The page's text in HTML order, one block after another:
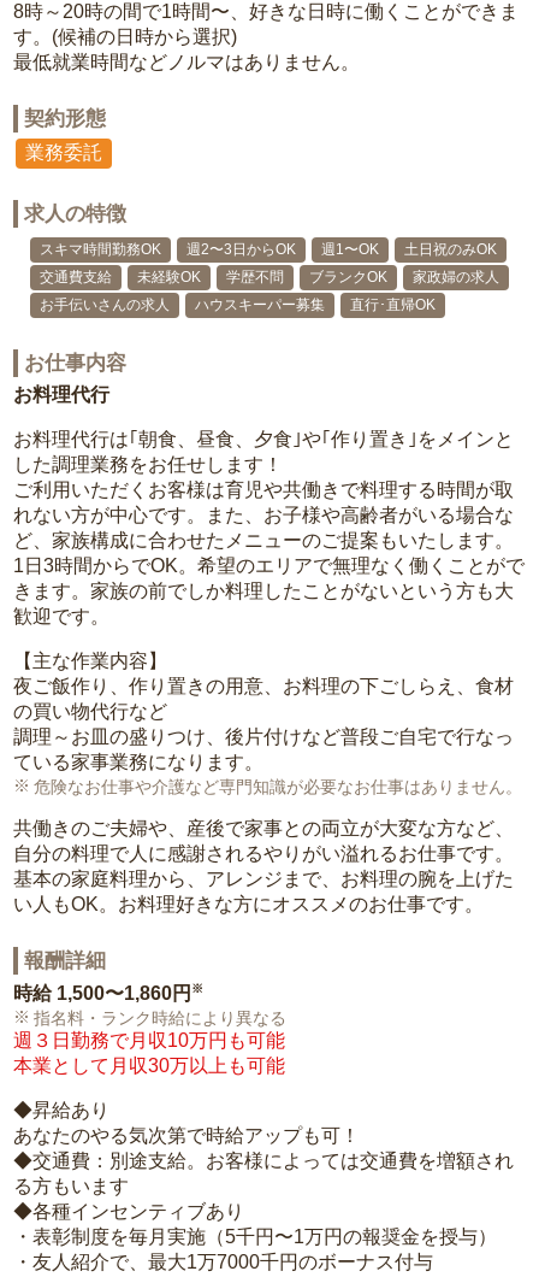
8時～20時の間で1時間〜、好きな日時に働くことができま
す。(候補の日時から選択)
最低就業時間などノルマはありません。
契約形態
業務委託
求人の特徴
スキマ時間勤務OK 週2〜3日からOK 週1〜OK
土日祝のみOK
交通費支給
未経験OK 学歴不問 ブランクOK
家政婦の求人
お手伝いさんの求人
ハウスキーパー募集 直行･直帰OK
お仕事内容
お料理代行
お料理代行は｢朝食、昼食、夕食｣や｢作り置き｣をメインと
した調理業務をお任せします！
ご利用いただくお客様は育児や共働きで料理する時間が取
れない方が中心です。また、お子様や高齢者がいる場合な
ど、家族構成に合わせたメニューのご提案もいたします。
1日3時間からでOK。希望のエリアで無理なく働くことがで
きます。家族の前でしか料理したことがないという方も大
歓迎です。
【主な作業内容】
夜ご飯作り、作り置きの用意、お料理の下ごしらえ、食材
の買い物代行など
調理～お皿の盛りつけ、後片付けなど普段ご自宅で行なっ
ている家事業務になります。
危険なお仕事や介護など専門知識が必要なお仕事はありません。
共働きのご夫婦や、産後で家事との両立が大変な方など、
自分の料理で人に感謝されるやりがい溢れるお仕事です。
基本の家庭料理から、アレンジまで、お料理の腕を上げた
い人もOK。お料理好きな方にオススメのお仕事です。
報酬詳細
時給 1,500〜1,860円 ※
指名料・ランク時給により異なる
週３日勤務で月収10万円も可能
本業として月収30万以上も可能
◆昇給あり
あなたのやる気次第で時給アップも可！
◆交通費：別途支給。お客様によっては交通費を増額され
る方もいます
◆各種インセンティブあり
・表彰制度を毎月実施（5千円〜1万円の報奨金を授与）
・友人紹介で、最大1万7000千円のボーナス付与